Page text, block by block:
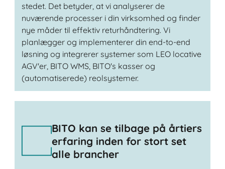
stedet. Det betyder, at vi analyserer de
nuværende processer i din virksomhed og finder
nye måder til effektiv returhåndtering. Vi
planlægger og implementerer din end-to-end
løsning og integrerer systemer som LEO locative
AGV'er, BITO WMS, BITO's kasser og
(automatiserede) reolsystemer.
BITO kan se tilbage på årtiers
erfaring inden for stort set
alle brancher